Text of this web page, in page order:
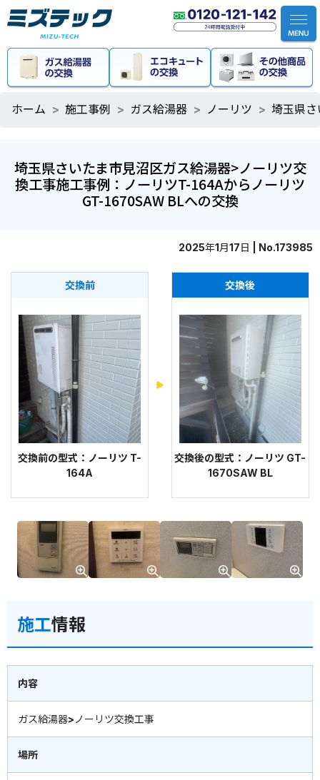
ホーム 施工事例 ガス給湯器 ノーリツ 埼玉県
埼玉県さいたま市見沼区ガス給湯器>ノーリツ交
換工事施工事例：ノーリツT-164Aからノーリツ
GT-1670SAW BLへの交換
2025年1月17日 | No.173985
交換前
交換前の型式：ノーリツ T-
164A
交換後
交換後の型式：ノーリツ GT-
1670SAW BL
施工情報
内容
ガス給湯器>ノーリツ交換工事
場所